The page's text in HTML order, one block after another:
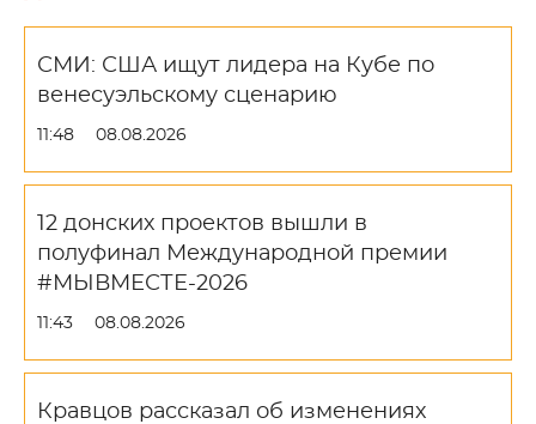
СМИ: США ищут лидера на Кубе по
венесуэльскому сценарию
11:48 08.08.2026
12 донских проектов вышли в
полуфинал Международной премии
#МЫВМЕСТЕ-2026
11:43 08.08.2026
Кравцов рассказал об изменениях